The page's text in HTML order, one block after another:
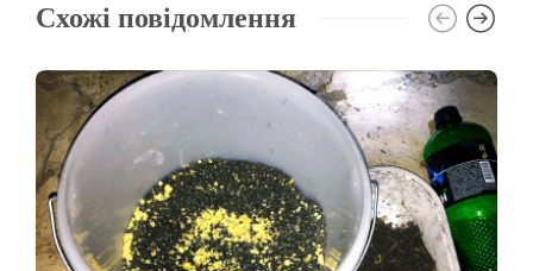
Схожі повідомлення